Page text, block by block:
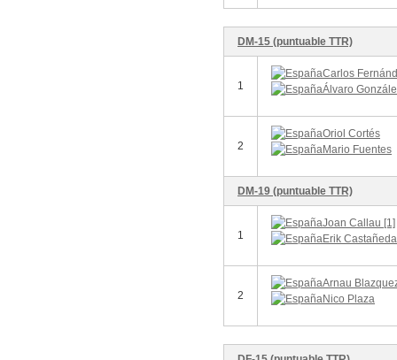
DM-15 (puntuable TTR)
1
Carlos
Álvaro
2
Oriol Cortés
Mario Fuentes
DM-19 (puntuable TTR)
1
Joan Callau [1]
Erik Castañeda
2
Arnau
Nico Plaza